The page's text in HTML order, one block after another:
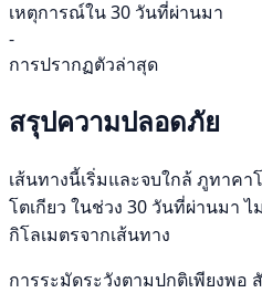
เหตุการณ์ใน 30 วันที่ผ่านมา
-
การปรากฏตัวล่าสุด
สรุปความปลอดภัย
เส้นทางนี้เริ่มและจบใกล้ ภูทาคา
โตเกียว ในช่วง 30 วันที่ผ่านมา
กิโลเมตรจากเส้นทาง
การระมัดระวังตามปกติเพียงพอ